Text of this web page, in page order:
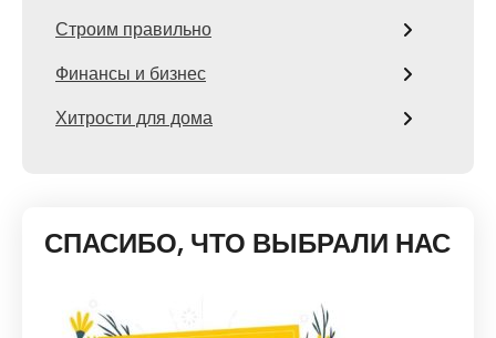
Строим правильно
Финансы и бизнес
Хитрости для дома
СПАСИБО, ЧТО ВЫБРАЛИ НАС